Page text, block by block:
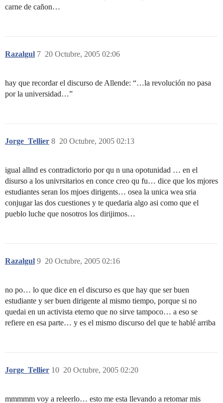
carne de cañon…
Razalgul 20 Octubre, 2005 02:06
7
hay que recordar el discurso de Allende: “…la revolución no pasa
por la universidad…”
Jorge_Tellier 20 Octubre, 2005 02:13
8
igual allnd es contradictorio por qu n una opotunidad … en el
disurso a los univrsitarios en conce creo qu fu… dice que los mjores
estudiantes seran los mjoes dirigents… osea la unica wea sria
conjugar las dos cuestiones y te quedaria algo asi como que el
pueblo luche que nosotros los dirijimos…
Razalgul 20 Octubre, 2005 02:16
9
no po… lo que dice en el discurso es que hay que ser buen
estudiante y ser buen dirigente al mismo tiempo, porque si no
quedai en un activista eterno que no sirve tampoco… a eso se
refiere en esa parte… y es el mismo discurso del que te hablé arriba
Jorge_Tellier 20 Octubre, 2005 02:20
10
mmmmm voy a releerlo… esto me esta llevando a retomar mis